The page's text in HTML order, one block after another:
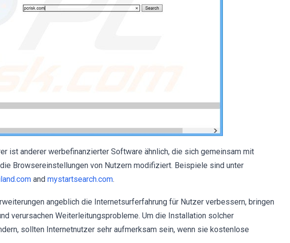
ist anderer werbefinanzierter Software ähnlich, die sich gemeinsam mit
Browsereinstellungen von Nutzern modifiziert. Beispiele sind unter
and mystartsearch.com.
angeblich die Internetsurferfahrung für Nutzer verbessern, bringen
verursachen Weiterleitungsprobleme. Um die Installation solcher
sollten Internetnutzer sehr aufmerksam sein, wenn sie kostenlose